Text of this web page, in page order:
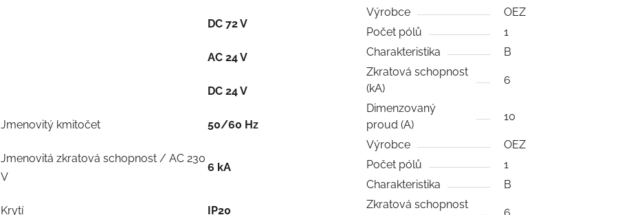
DC 72 V
AC 24 V
DC 24 V
Jmenovitý kmitočet 50/60 Hz
Jmenovitá zkratová schopnost / AC 230
V
6 kA
Krytí IP20
Výrobce
OEZ
Počet pólů
1
Charakteristika
B
Zkratová schopnost
(kA)
6
Dimenzovaný
proud (A)
10
Výrobce
OEZ
Počet pólů
1
Charakteristika
B
Zkratová schopnost